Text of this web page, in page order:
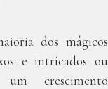
dos mágicos
e intricados ou
crescimento